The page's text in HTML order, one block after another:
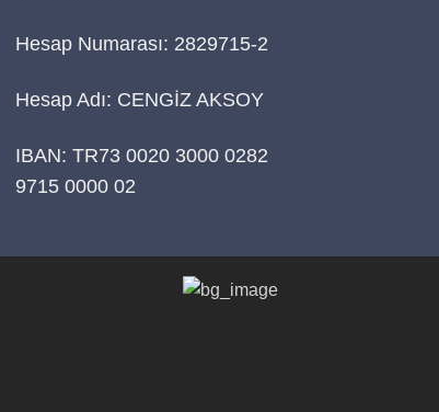
Hesap Numarası: 2829715-2
Hesap Adı: CENGİZ AKSOY
IBAN: TR73 0020 3000 0282
9715 0000 02